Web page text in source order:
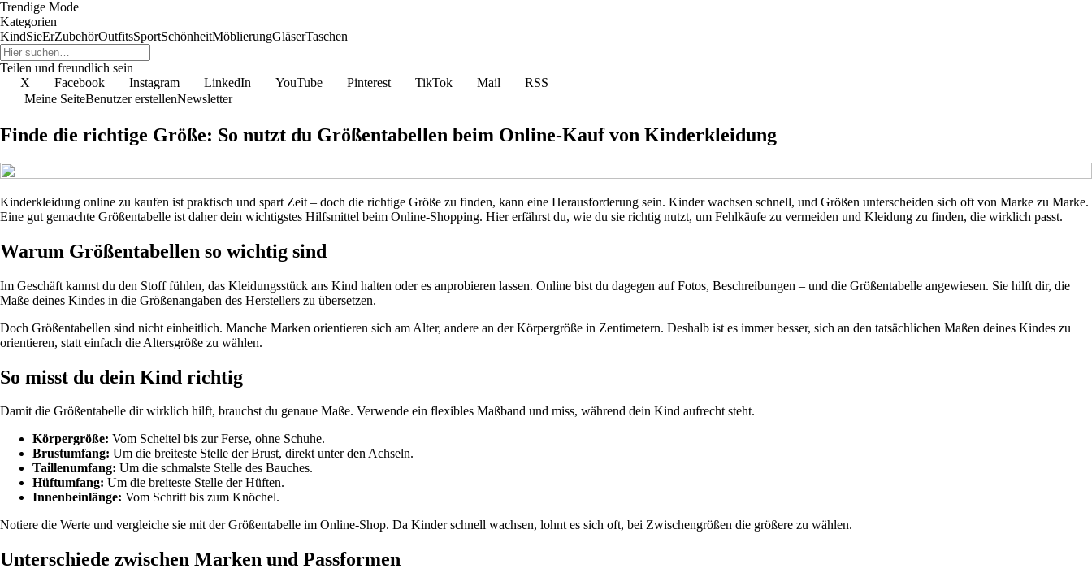
Trendige Mode
Kategorien
KindSieErZubehörOutfitsSportSchönheitMöblierungGläserTaschen
Teilen und freundlich sein
X
Facebook Instagram LinkedIn YouTube Pinterest TikTok Mail
RSS
Meine SeiteBenutzer erstellenNewsletter
Finde die richtige Größe: So nutzt du Größentabellen beim Online-Kauf von Kinderkleidung
Kinderkleidung online zu kaufen ist praktisch und spart Zeit – doch die richtige Größe zu finden, kann eine Herausforderung sein. Kinder wachsen schnell, und Größen unterscheiden sich oft von Marke zu Marke.
Eine gut gemachte Größentabelle ist daher dein wichtigstes Hilfsmittel beim Online-Shopping. Hier erfährst du, wie du sie richtig nutzt, um Fehlkäufe zu vermeiden und Kleidung zu finden, die wirklich passt.
Warum Größentabellen so wichtig sind
Im Geschäft kannst du den Stoff fühlen, das Kleidungsstück ans Kind halten oder es anprobieren lassen. Online bist du dagegen auf Fotos, Beschreibungen – und die Größentabelle angewiesen. Sie hilft dir, die
Maße deines Kindes in die Größenangaben des Herstellers zu übersetzen.
Doch Größentabellen sind nicht einheitlich. Manche Marken orientieren sich am Alter, andere an der Körpergröße in Zentimetern. Deshalb ist es immer besser, sich an den tatsächlichen Maßen deines Kindes zu
orientieren, statt einfach die Altersgröße zu wählen.
So misst du dein Kind richtig
Damit die Größentabelle dir wirklich hilft, brauchst du genaue Maße. Verwende ein flexibles Maßband und miss, während dein Kind aufrecht steht.
Körpergröße: Vom Scheitel bis zur Ferse, ohne Schuhe.
Brustumfang: Um die breiteste Stelle der Brust, direkt unter den Achseln.
Taillenumfang: Um die schmalste Stelle des Bauches.
Hüftumfang: Um die breiteste Stelle der Hüften.
Innenbeinlänge: Vom Schritt bis zum Knöchel.
Notiere die Werte und vergleiche sie mit der Größentabelle im Online-Shop. Da Kinder schnell wachsen, lohnt es sich oft, bei Zwischengrößen die größere zu wählen.
Unterschiede zwischen Marken und Passformen